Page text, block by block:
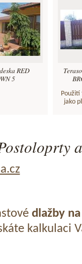
RED
5
Použití
jako
dlažby
kalkulaci